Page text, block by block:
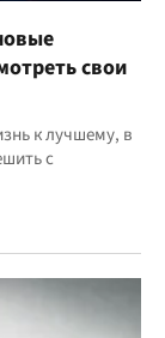
свои
к лучшему, в
с